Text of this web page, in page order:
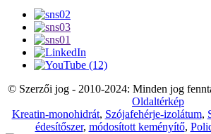
© Szerzői jog - 2010-2024: Minden jog
Oldaltérkép
Kreatin-monohidrát, Szójafehérje-izolátum,
édesítőszer, módosított keményítő,